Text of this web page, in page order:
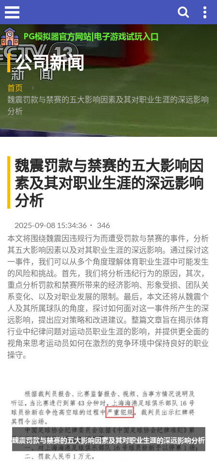
公司新闻
首页
魏震罚款与禁赛的五大影响因素及其对职业生涯的深远影响
分析
魏震罚款与禁赛的五大影响因
素及其对职业生涯的深远影响
分析
2025-09-08 15:34:36
346
本文将围绕魏震因违规行为而遭受罚款与禁赛的事件，分析
其五大影响因素以及对其职业生涯的深远影响。通过探讨这
一事件，我们可以从多个角度理解体育职业生涯中可能发生
的风险和挑战。首先，我们将分析违纪行为的原因，其次，
重点分析罚款和禁赛所带来的经济影响、形象受损、团队关
系变化、以及对职业发展的限制。最后，本文还将从魏震个
人及其所属球队的角度，探讨如何面对这一事件所产生的深
远影响，提出应对策略和改进建议。整篇文章旨在揭示体育
行业中纪律问题对运动员职业生涯的影响，并提供更全面的
视角来思考运动员如何在激烈的竞争环境中保持良好的职业
操守。